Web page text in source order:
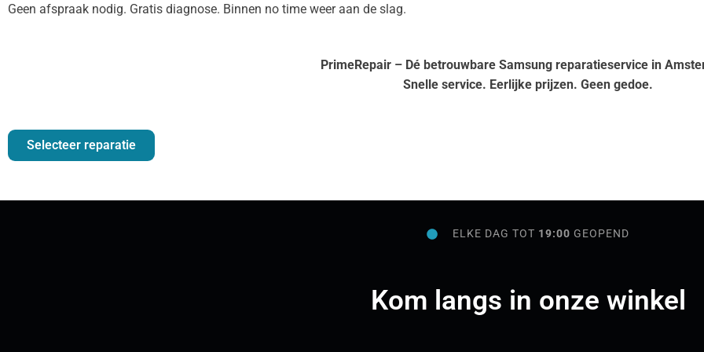
Geen afspraak nodig. Gratis diagnose. Binnen no time weer aan de slag.
PrimeRepair – Dé betrouwbare Samsung reparatieservice in
Snelle service. Eerlijke prijzen. Geen gedoe.
Selecteer reparatie
ELKE DAG TOT 19:00 GEOPEND
Kom langs in onze winkel